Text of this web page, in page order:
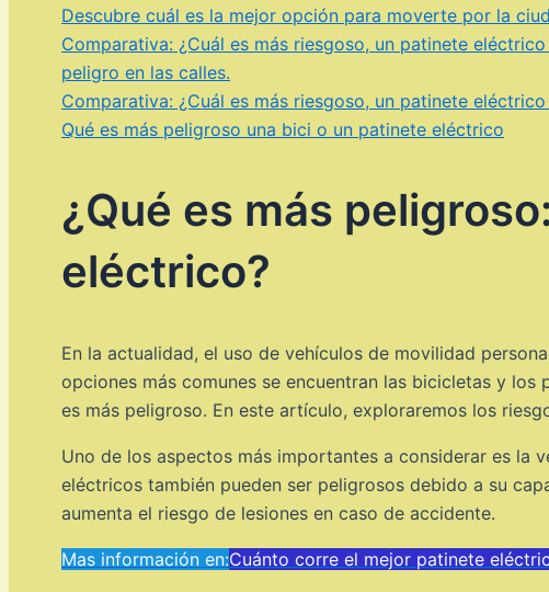
Descubre cuál es la mejor opción para moverte por la
Comparativa: ¿Cuál es más riesgoso, un patinete
peligro en las calles.
Comparativa: ¿Cuál es más riesgoso, un patinete
Qué es más peligroso una bici o un patinete eléctrico
¿Qué es más
eléctrico?
En la actualidad, el uso de vehículos de movilidad
opciones más comunes se encuentran las bicicletas y
es más peligroso. En este artículo, exploraremos los
Uno de los aspectos más importantes a considerar es la
eléctricos también pueden ser peligrosos debido a su
aumenta el riesgo de lesiones en caso de accidente.
Mas información en:Cuánto corre el mejor patinete